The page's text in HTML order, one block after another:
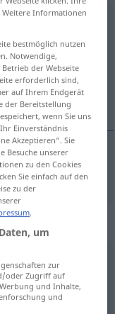
antippen)
antippen)
Weitere Informationen
bestmöglich nutzen
Notwendige,
der Webseite
erforderlich sind,
auf Ihrem Endgerät
der Bereitstellung
wenn Sie uns
Einverständnis
Akzeptieren“. Sie
Besuche unserer
zu den Cookies
Sie einfach auf den
zu der
.
um
zur
oder Zugriff auf
und Inhalte,
und